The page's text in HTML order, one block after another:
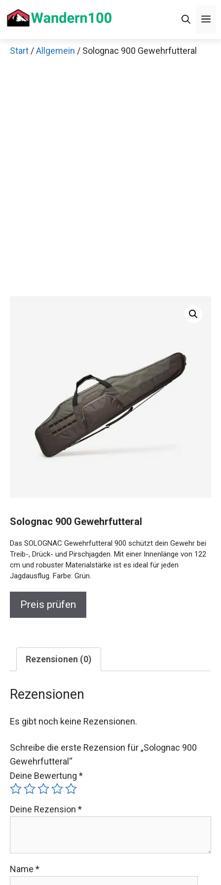
Inhalt
Start /Allgemein / Solognac 900 Gewehrfutteral
Solognac 900 Gewehrfutteral
Das SOLOGNAC Gewehrfutteral 900 schützt dein Gewehr bei
Treib-, Drück- und Pirschjagden. Mit einer Innenlänge von 122
cm und robuster Materialstärke ist es ideal für jeden
Jagdausflug. Farbe: Grün.
Preis prüfen
Rezensionen (0)
Rezensionen
Es gibt noch keine Rezensionen.
Schreibe die erste Rezension für „Solognac 900
Gewehrfutteral“
Deine Bewertung *
Deine Rezension *
Name *